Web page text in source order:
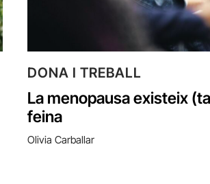
DONA I TREBALL
La menopausa existeix
feina
Olivia Carballar